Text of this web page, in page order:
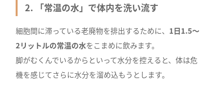
2. 「常温の水」で体内を洗い流す
細胞間に滞っている老廃物を排出するために、 1日1.5〜
2リットルの常温の水をこまめに飲みます。
脚がむくんでいるからといって水分を控えると、体は危
機を感じてさらに水分を溜め込もうとします。